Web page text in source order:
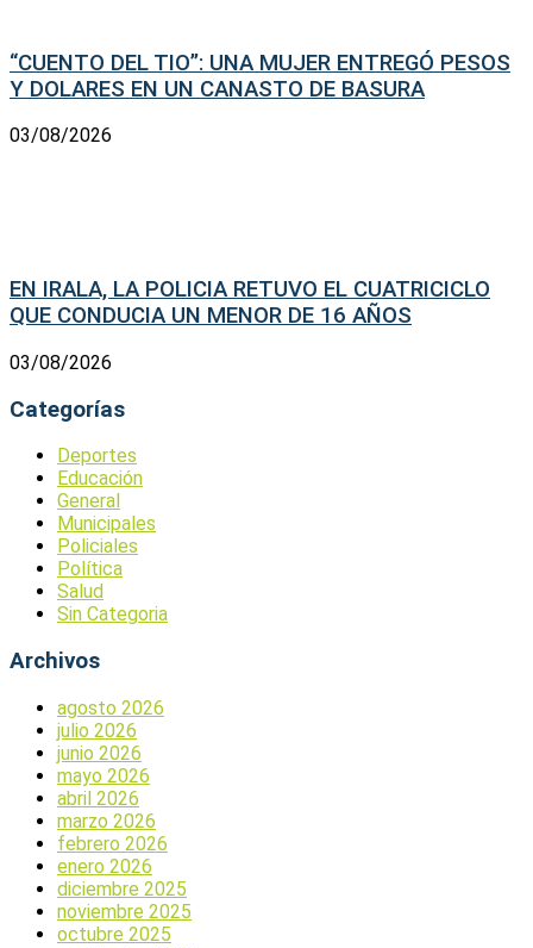
“CUENTO DEL TIO”: UNA MUJER ENTREGÓ PESOS
Y DOLARES EN UN CANASTO DE BASURA
03/08/2026
EN IRALA, LA POLICIA RETUVO EL CUATRICICLO
QUE CONDUCIA UN MENOR DE 16 AÑOS
03/08/2026
Categorías
Deportes
Educación
General
Municipales
Policiales
Política
Salud
Sin Categoria
Archivos
agosto 2026
julio 2026
junio 2026
mayo 2026
abril 2026
marzo 2026
febrero 2026
enero 2026
diciembre 2025
noviembre 2025
octubre 2025